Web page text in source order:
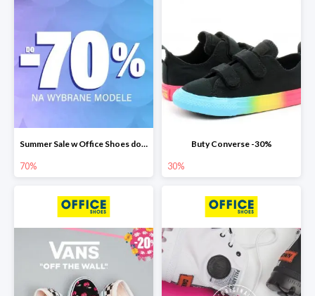
Summer Sale w Office Shoes do -70%
70%
Buty Converse -30%
30%